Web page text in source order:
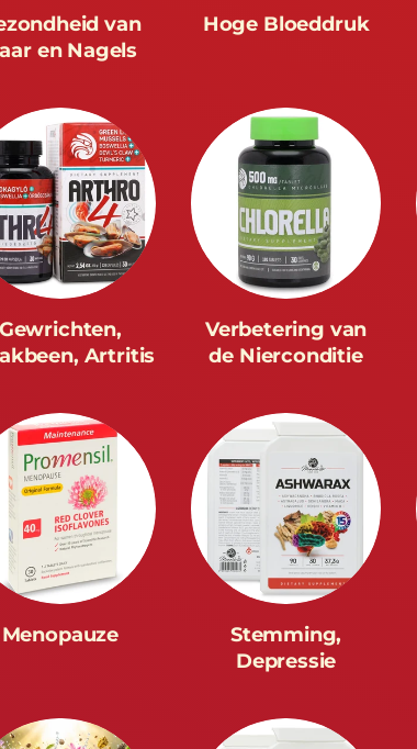
van
en Nagels
Hoge Bloeddruk
Gewrichten,
Artritis
Verbetering van
de Nierconditie
Menopauze
Stemming,
Depressie